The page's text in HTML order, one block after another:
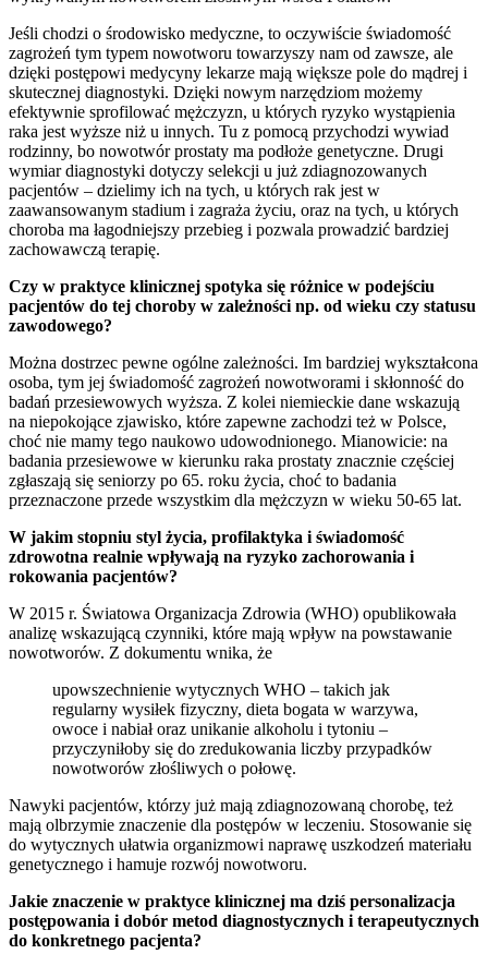
Jeśli chodzi o środowisko medyczne, to oczywiście świadomość
zagrożeń tym typem nowotworu towarzyszy nam od zawsze, ale
dzięki postępowi medycyny lekarze mają większe pole do mądrej i
skutecznej diagnostyki. Dzięki nowym narzędziom możemy
efektywnie sprofilować mężczyzn, u których ryzyko wystąpienia
raka jest wyższe niż u innych. Tu z pomocą przychodzi wywiad
rodzinny, bo nowotwór prostaty ma podłoże genetyczne. Drugi
wymiar diagnostyki dotyczy selekcji u już zdiagnozowanych
pacjentów – dzielimy ich na tych, u których rak jest w
zaawansowanym stadium i zagraża życiu, oraz na tych, u których
choroba ma łagodniejszy przebieg i pozwala prowadzić bardziej
zachowawczą terapię.
Czy w praktyce klinicznej spotyka się różnice w podejściu
pacjentów do tej choroby w zależności np. od wieku czy statusu
zawodowego?
Można dostrzec pewne ogólne zależności. Im bardziej wykształcona
osoba, tym jej świadomość zagrożeń nowotworami i skłonność do
badań przesiewowych wyższa. Z kolei niemieckie dane wskazują
na niepokojące zjawisko, które zapewne zachodzi też w Polsce,
choć nie mamy tego naukowo udowodnionego. Mianowicie: na
badania przesiewowe w kierunku raka prostaty znacznie częściej
zgłaszają się seniorzy po 65. roku życia, choć to badania
przeznaczone przede wszystkim dla mężczyzn w wieku 50-65 lat.
W jakim stopniu styl życia, profilaktyka i świadomość
zdrowotna realnie wpływają na ryzyko zachorowania i
rokowania pacjentów?
W 2015 r. Światowa Organizacja Zdrowia (WHO) opublikowała
analizę wskazującą czynniki, które mają wpływ na powstawanie
nowotworów. Z dokumentu wnika, że
upowszechnienie wytycznych WHO – takich jak
regularny wysiłek fizyczny, dieta bogata w warzywa,
owoce i nabiał oraz unikanie alkoholu i tytoniu –
przyczyniłoby się do zredukowania liczby przypadków
nowotworów złośliwych o połowę.
Nawyki pacjentów, którzy już mają zdiagnozowaną chorobę, też
mają olbrzymie znaczenie dla postępów w leczeniu. Stosowanie się
do wytycznych ułatwia organizmowi naprawę uszkodzeń materiału
genetycznego i hamuje rozwój nowotworu.
Jakie znaczenie w praktyce klinicznej ma dziś personalizacja
postępowania i dobór metod diagnostycznych i terapeutycznych
do konkretnego pacjenta?